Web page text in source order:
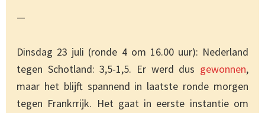
—
Dinsdag 23 juli (ronde 4 om 16.00 uur): Nederland
tegen Schotland: 3,5-1,5. Er werd dus gewonnen,
maar het blijft spannend in laatste ronde morgen
tegen Frankrrijk. Het gaat in eerste instantie om